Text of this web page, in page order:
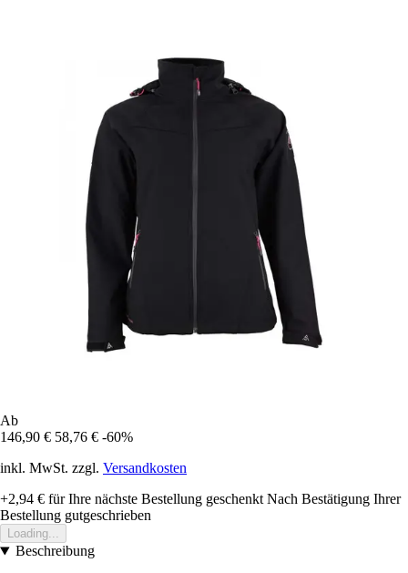
Ab
146,90 € 58,76 € -60%
inkl. MwSt. zzgl. Versandkosten
+2,94 € für Ihre nächste Bestellung geschenkt Nach Bestätigung Ihrer
Bestellung gutgeschrieben
Loading...
Beschreibung